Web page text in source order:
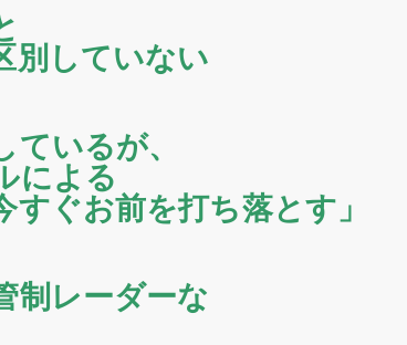
別していない
いるが、
による
ぐお前を打ち落とす」
制レーダーな